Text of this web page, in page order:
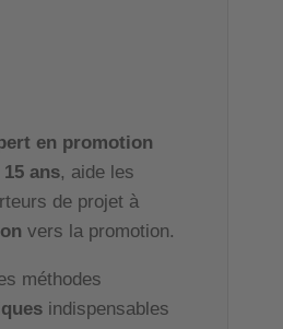
en promotion
ans, aide les
de projet à
vers la promotion.
méthodes
indispensables